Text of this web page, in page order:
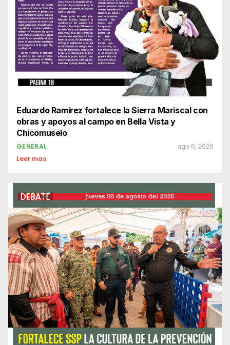
Eduardo Ramírez fortalece la Sierra Mariscal con
obras y apoyos al campo en Bella Vista y
Chicomuselo
GENERAL ago 6, 2026
Leer mas